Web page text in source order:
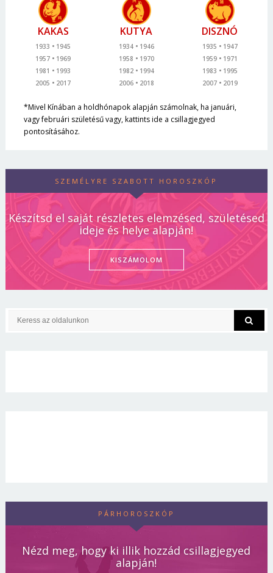
KAKAS
1933
1945
1957
1969
1981
1993
2005
2017
KUTYA
1934
1946
1958
1970
1982
1994
2006
2018
DISZNÓ
1935
1947
1959
1971
1983
1995
2007
2019
*Mivel Kínában a holdhónapok alapján számolnak, ha januári,
vagy februári születésű vagy, kattints ide a csillagjegyed
pontosításához.
SZEMÉLYRE SZABOTT HOROSZKÓP
Készítsd el saját részletes elemzésed, születésed
ideje és helye alapján!
KISZÁMOLOM
PÁRHOROSZKÓP
Nézd meg, hogy ki illik hozzád csillagjegyed
alapján!